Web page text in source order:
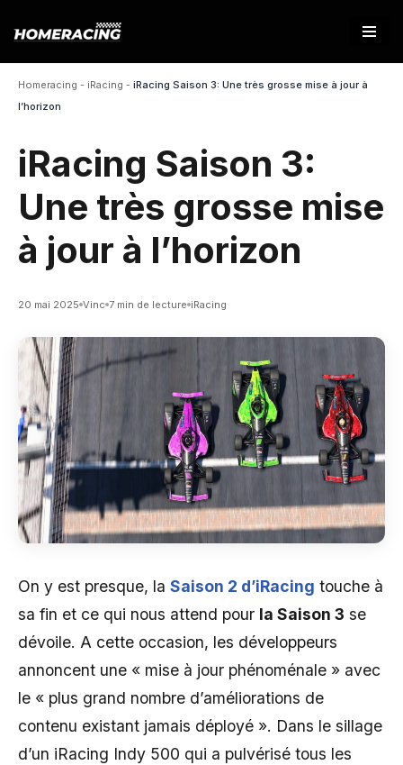
contenu
Homeracing - iRacing - iRacing Saison 3: Une très grosse mise à jour à
l’horizon
iRacing Saison 3:
Une très grosse mise
à jour à l’horizon
20 mai 2025 Vinc 7 min de lecture iRacing
On y est presque, la Saison 2 d’iRacing touche à
sa fin et ce qui nous attend pour la Saison 3 se
dévoile. A cette occasion, les développeurs
annoncent une « mise à jour phénoménale » avec
le « plus grand nombre d’améliorations de
contenu existant jamais déployé ». Dans le sillage
d’un iRacing Indy 500 qui a pulvérisé tous les